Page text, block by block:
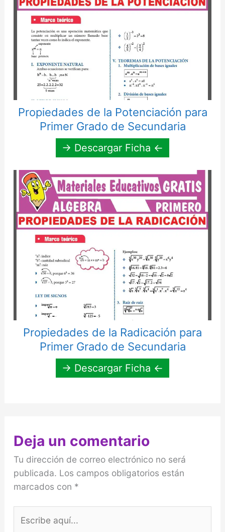
Propiedades de la Potenciación para
Primer Grado de Secundaria
→ Descargar Ficha ←
Propiedades de la Radicación para
Primer Grado de Secundaria
→ Descargar Ficha ←
Deja un comentario
Tu dirección de correo electrónico no será
publicada. Los campos obligatorios están
marcados con *
aquí...